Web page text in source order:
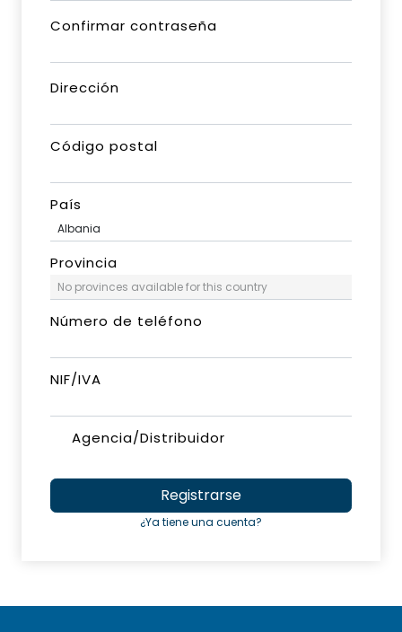
Confirmar contraseña
Dirección
Código postal
País
Provincia
Número de teléfono
NIF/IVA
Agencia/Distribuidor
Registrarse
¿Ya tiene una cuenta?